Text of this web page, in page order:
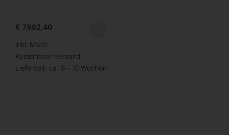
€ 7.982,40
inkl. MwSt.
Kostenloser Versand
Lieferzeit: ca. 8 – 10 Wochen